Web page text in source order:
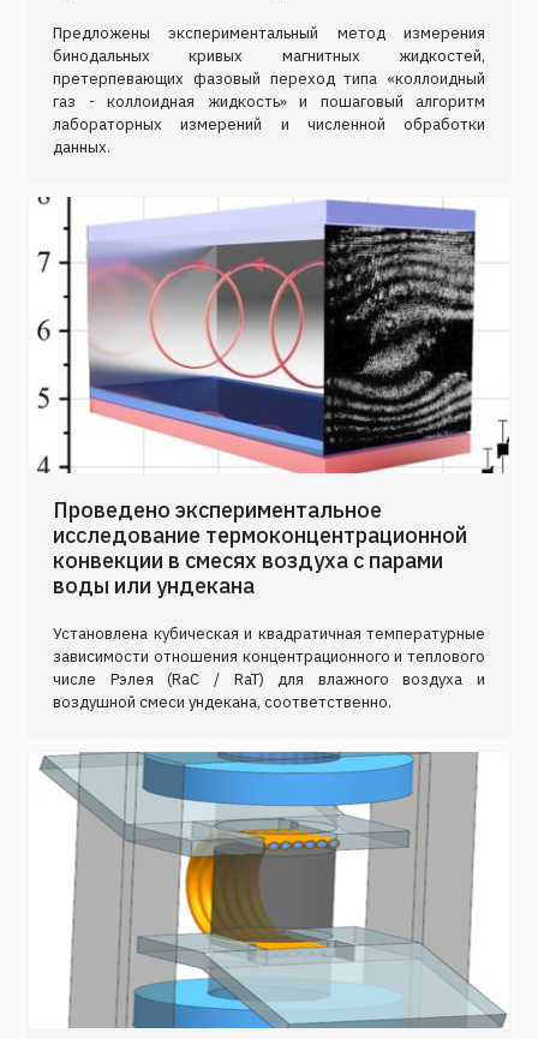
Предложены экспериментальный метод измерения
бинодальных кривых магнитных жидкостей,
претерпевающих фазовый переход типа «коллоидный
газ - коллоидная жидкость» и пошаговый алгоритм
лабораторных измерений и численной обработки
данных.
Проведено экспериментальное
исследование термоконцентрационной
конвекции в смесях воздуха с парами
воды или ундекана
Установлена кубическая и квадратичная температурные
зависимости отношения концентрационного и теплового
числе Рэлея (RaC / RaT) для влажного воздуха и
воздушной смеси ундекана, соответственно.